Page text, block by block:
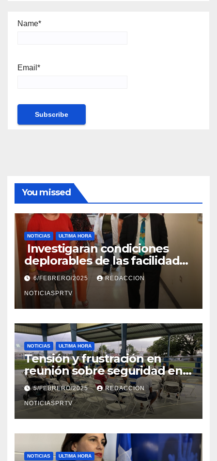
Name*
Email*
You missed
NOTICIAS ULTIMA HORA
Investigaran condiciones
deplorables de las facilidades
el Departamento de la Salud
en Mayagüez
6/FEBRERO/2025 REDACCION
NOTICIASPRTV
NOTICIAS ULTIMA HORA
Tensión y frustración en
reunión sobre seguridad en
Reparto Metropolitano
5/FEBRERO/2025 REDACCION
NOTICIASPRTV
NOTICIAS ULTIMA HORA